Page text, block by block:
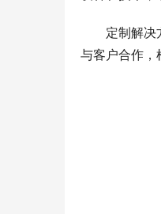
定制解决
与客户合作，
2026年GPS定位
衔，18650多并多